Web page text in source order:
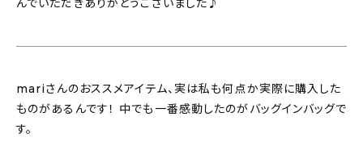
mariさんのおススメアイテム、実は私も何点か実際に購入した
ものがあるんです！ 中でも一番感動したのがバッグインバッグで
す。